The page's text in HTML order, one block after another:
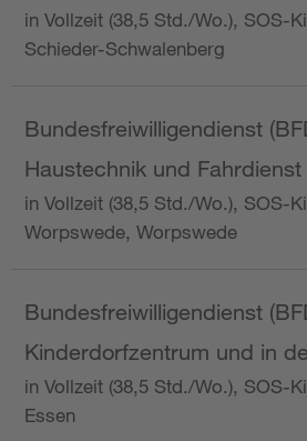
in Vollzeit (38,5 Std./Wo.), SOS-
Schieder-Schwalenberg
Bundesfreiwilligendienst
Haustechnik und
in Vollzeit (38,5 Std./Wo.), SOS-
Worpswede, Worpswede
Bundesfreiwilligendienst
Kinderdorfzentrum und in
in Vollzeit (38,5 Std./Wo.), SOS-
Essen